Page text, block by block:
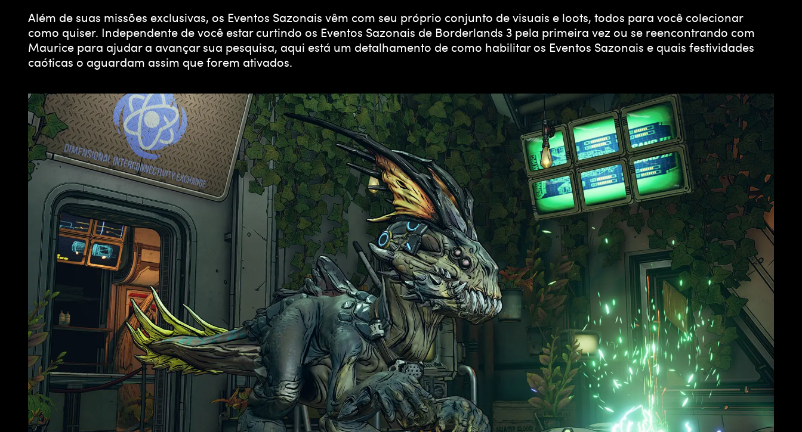
Além de suas missões exclusivas, os Eventos Sazonais vêm com seu próprio conjunto de visuais e loots, todos para você colecionar
como quiser. Independente de você estar curtindo os Eventos Sazonais de Borderlands 3 pela primeira vez ou se reencontrando com
Maurice para ajudar a avançar sua pesquisa, aqui está um detalhamento de como habilitar os Eventos Sazonais e quais festividades
caóticas o aguardam assim que forem ativados.